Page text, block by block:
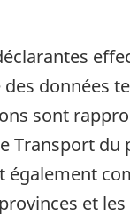
données
sont
du
et